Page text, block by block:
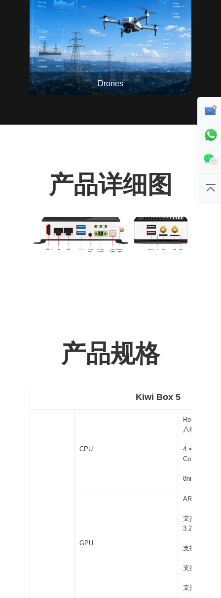
Drones
产品详细图
产品规格
Kiwi Box 5
CPU
Rockchip
八核处理器
4 × Cortex-
Cortex-A55
8nm 制程工
GPU
ARM Mali-
支持
3.2
支持
支持 Vulkan
支持高性能